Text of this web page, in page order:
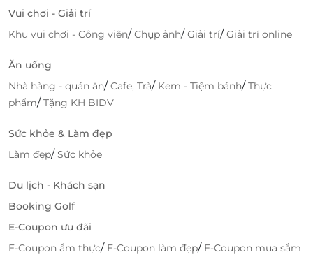
Không gian nhà hàng được thiết kế theo phong
cách hiện đại, trẻ trung cùng đội ngũ nhân viên
mang đến sự hài lòng nhất tới mọi khách hàng.
Truy cậpdealtoday
hấp dẫn bạn nhé!
Vui chơi - Giải trí
Khu vui chơi - Công viên/Chụp ảnh/Giải trí/Giải trí online
Ăn uống
Nhà hàng - quán ăn/Cafe, Trà/ Kem - Tiệm bánh/Thực
phẩm/Tặng KH BIDV
Sức khỏe & Làm đẹp
Làm đẹp/Sức khỏe
Du lịch - Khách sạn
Booking Golf
E-Coupon ưu đãi
E-Coupon ẩm thực/ E-Coupon làm đẹp/ E-Coupon mua sắm